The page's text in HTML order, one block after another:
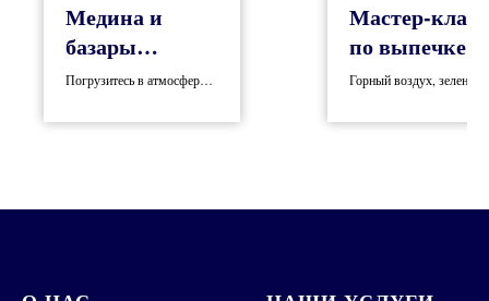
Медина и
базары
Марракеша
Погрузитесь в атмосферу
улочках терракотового
Мастер-класс
по выпечке
берберского
Горный воздух, зелень
печи, приготовленный